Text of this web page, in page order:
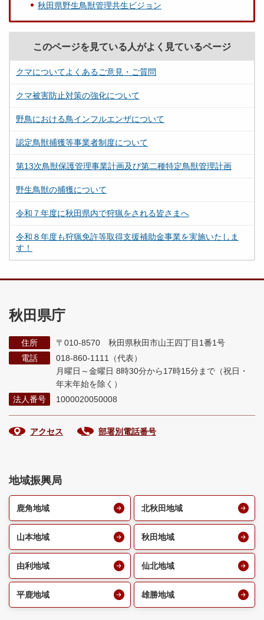
秋田県野生鳥獣管理共生ビジョン
このページを見ている人がよく見ているページ
クマについてよくあるご意見・ご質問
クマ被害防止対策の強化について
野鳥における鳥インフルエンザについて
認定鳥獣捕獲等事業者制度について
第13次鳥獣保護管理事業計画及び第二種特定鳥獣管理計画
野生鳥獣の捕獲について
令和７年度に秋田県内で狩猟をされる皆さまへ
令和８年度も狩猟免許等取得支援補助金事業を実施いたしま
す！
秋田県庁
住所
〒010-8570 秋田県秋田市山王四丁目1番1号
電話
018-860-1111（代表）
月曜日～金曜日 8時30分から17時15分まで （祝日・
年末年始を除く）
法人番号
1000020050008
アクセス 部署別電話番号
地域振興局
鹿角地域 北秋田地域
山本地域 秋田地域
由利地域 仙北地域
平鹿地域 雄勝地域